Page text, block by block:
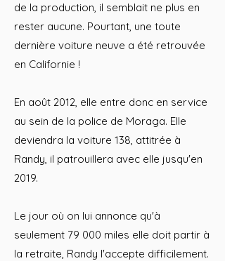
de la production, il semblait ne plus en
rester aucune. Pourtant, une toute
dernière voiture neuve a été retrouvée
en Californie !
En août 2012, elle entre donc en service
au sein de la police de Moraga. Elle
deviendra la voiture 138, attitrée à
Randy, il patrouillera avec elle jusqu'en
2019.
Le jour où on lui annonce qu'à
seulement 79 000 miles elle doit partir à
la retraite, Randy l'accepte difficilement.